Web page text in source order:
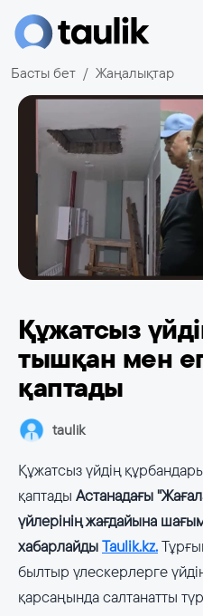
Басты бет Жаңалықтар
Құжатсыз
тышқан мен
қаптады
taulik
Құжатсыз үйдің
қаптады Астанадағы
үйлерінің жағдайына
хабарлайдыTaulik.kz.
былтыр үлескерлерге үйдің
қарсаңында салтанатты